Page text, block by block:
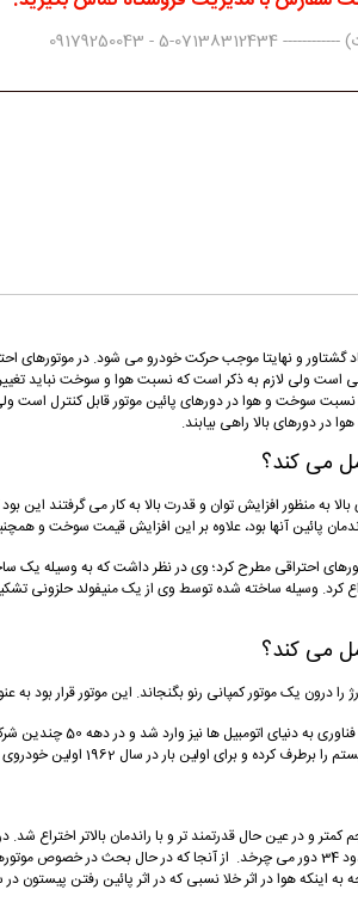
- 09179250043
و نهایتا موجب حرکت خودرو می شود. در موتورهای
است ولی لازم به ذکر است که نسبت هوا و سوخت نباید
نسبت سوخت و هوا در دورهای پائین موتور قابل کنترل
در دورهای بالا راهی بیابند.
به منظور افزایش توان و قدرت بالا به کار می گرفتند
پائین آنها بود، علاوه بر این افزایش قیمت سوخت و
موتورهای احتراقی مطرح کرد؛ وی در نظر داشت که به
به نام توربو شارژر را اختراع کرد. وسیله ساخته شده توسط وی
یک موتور کمپانی رنو بگنجاند. این موتور قرار بود به‌
پس از گذشت چندین
1962 اولین خودروی مجهز به موتور توربو شارژ را معرفی کند.
در این وضعیت حدود 2000 دور در دقیقه بوده و در این وضعیت میل لنگ در هر